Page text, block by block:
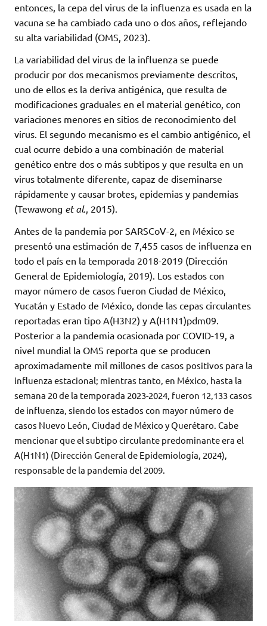
entonces, la cepa del virus de la influenza es usada en la
vacuna se ha cambiado cada uno o dos años, reflejando
su alta variabilidad (OMS, 2023).
La variabilidad del virus de la influenza se puede
producir por dos mecanismos previamente descritos,
uno de ellos es la deriva antigénica, que resulta de
modificaciones graduales en el material genético, con
variaciones menores en sitios de reconocimiento del
virus. El segundo mecanismo es el cambio antigénico, el
cual ocurre debido a una combinación de material
genético entre dos o más subtipos y que resulta en un
virus totalmente diferente, capaz de diseminarse
rápidamente y causar brotes, epidemias y pandemias
(Tewawong et al., 2015).
Antes de la pandemia por SARSCoV-2, en México se
presentó una estimación de 7,455 casos de influenza en
todo el país en la temporada 2018-2019 (Dirección
General de Epidemiología, 2019). Los estados con
mayor número de casos fueron Ciudad de México,
Yucatán y Estado de México, donde las cepas circulantes
reportadas eran tipo A(H3N2) y A(H1N1)pdm09.
Posterior a la pandemia ocasionada por COVID-19, a
nivel mundial la OMS reporta que se producen
aproximadamente mil millones de casos positivos para la
influenza estacional; mientras tanto, en México, hasta la
semana 20 de la temporada 2023-2024, fueron 12,133 casos
de influenza, siendo los estados con mayor número de
casos Nuevo León, Ciudad de México y Querétaro. Cabe
mencionar que el subtipo circulante predominante era el
A(H1N1) (Dirección General de Epidemiología, 2024),
responsable de la pandemia del 2009.